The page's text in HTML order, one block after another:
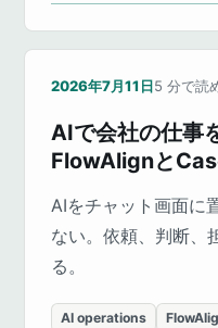
2026年7月11日5 分で読
AIで会社の仕事
FlowAlignと
AIをチャット画面に
ない。依頼、判断、
る。
AI operations